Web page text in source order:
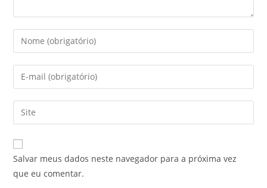
Digite
seu
nome
ou
de
usuário
para
comentar
Digite
seu
endereço
de
mail
para
comentar
Digite
o
URL
do
site
Salvar meus dados neste navegador para a próxima vez
que eu comentar.